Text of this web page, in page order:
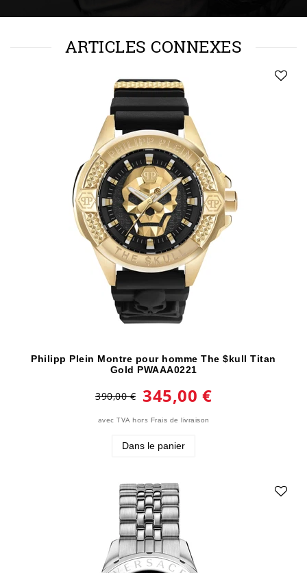
ARTICLES CONNEXES
Philipp Plein Montre pour homme The $kull Titan
Gold PWAAA0221
390,00 € 345,00 €
avec TVA hors Frais de livraison
Dans le panier